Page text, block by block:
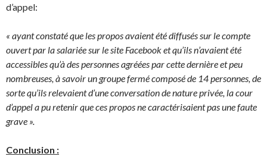
d’appel:
« ayant constaté que les propos avaient été diffusés sur le compte
ouvert par la salariée sur le site Facebook et qu’ils n’avaient été
accessibles qu’à des personnes agréées par cette dernière et peu
nombreuses, à savoir un groupe fermé composé de 14 personnes, de
sorte qu’ils relevaient d’une conversation de nature privée, la cour
d’appel a pu retenir que ces propos ne caractérisaient pas une faute
grave ».
Conclusion :